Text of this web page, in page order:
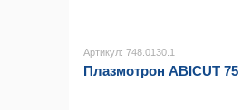
Артикул: 748.0130.1
Плазмотрон ABICUT 75